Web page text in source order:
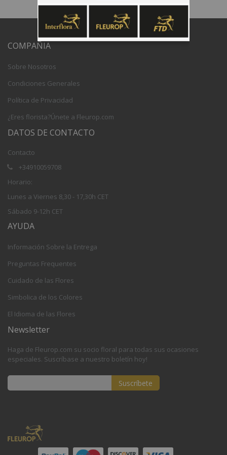
COMPAÑIA
Sobre Nosotros
Condiciones Generales
Política de Privacidad
¿Eres florista?Únete a Fleurop.com
DATOS DE CONTACTO
Contacto
+34910059708
Horario:
Lunes a Viernes 8,30 - 17,30h CET
Sábado 9-12h CET
AYUDA
Información Sobre la Entrega
Preguntas Frequentes
Cuidado de las Flores
Simbolica de los Colores
El Idioma de las Flores
Newsletter
Haga de Fleurop.com su socio floral para todas sus ocasiones
especiales. Suscríbase a nuestro boletín hoy!
nuestro
boletín
de
Suscríbete